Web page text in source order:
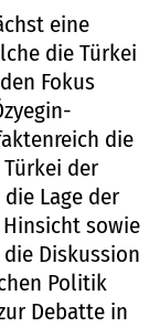
eine
die Türkei
Fokus
die
der
Lage der
sowie
Diskussion
Politik
Debatte in